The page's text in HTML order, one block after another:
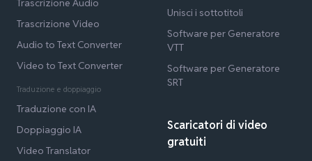
Trascrizione Video
Audio to Text Converter
Video to Text Converter
Traduzione e doppiaggio
Traduzione con IA
Doppiaggio IA
Video Translator
Unisci i sottotitoli
Software per Generatore
VTT
Software per Generatore
SRT
Scaricatori di video
gratuiti